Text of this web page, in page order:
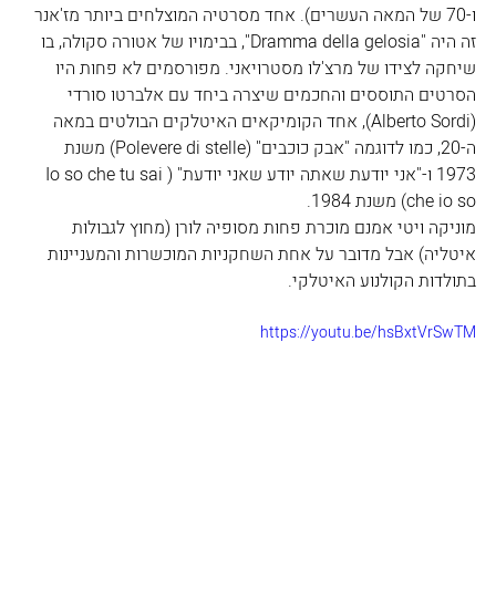
ו-70 של המאה העשרים). אחד מסרטיה המוצלחים ביותר מז'אנר
זה היה "Dramma della gelosia", בבימויו של אטורה סקולה, בו
שיחקה לצידו של מרצ'לו מסטרויאני. מפורסמים לא פחות היו
הסרטים התוססים והחכמים שיצרה ביחד עם אלברטו סורדי
(Alberto Sordi), אחד הקומיקאים האיטלקים הבולטים במאה
ה-20, כמו לדוגמה "אבק כוכבים" (Polevere di stelle) משנת
1973 ו-"אני יודעת שאתה יודע שאני יודעת" (Io so che tu sai
che io so) משנת 1984.
מוניקה ויטי אמנם מוכרת פחות מסופיה לורן (מחוץ לגבולות
איטליה) אבל מדובר על אחת השחקניות המוכשרות והמעניינות
בתולדות הקולנוע האיטלקי.
https://youtu.be/hsBxtVrSwTM